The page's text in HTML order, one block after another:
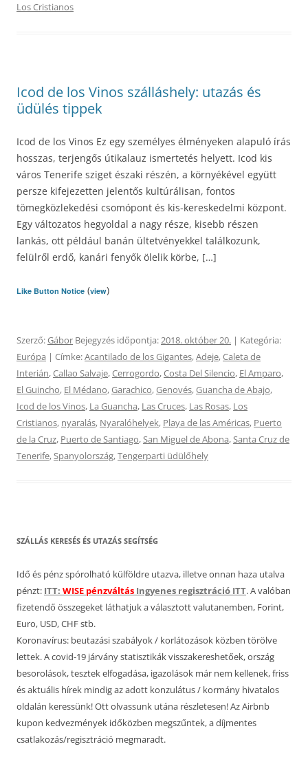
Los Cristianos
Icod de los Vinos szálláshely: utazás és
üdülés tippek
Icod de los Vinos Ez egy személyes élményeken alapuló írás
hosszas, terjengős útikalauz ismertetés helyett. Icod kis
város Tenerife sziget északi részén, a környékével együtt
persze kifejezetten jelentős kultúrálisan, fontos
tömegközlekedési csomópont és kis-kereskedelmi központ.
Egy változatos hegyoldal a nagy része, kisebb részen
lankás, ott például banán ültetvényekkel találkozunk,
felülről erdő, kanári fenyők ölelik körbe, […]
Like Button Notice (view)
Szerző:Gábor Bejegyzés időpontja:2018. október 20. | Kategória:
Európa | Címke:Acantilado de los Gigantes,Adeje,Caleta de
Interián,Callao Salvaje,Cerrogordo,Costa Del Silencio, El Amparo,
El Guincho, El Médano,Garachico,Genovés,Guancha de Abajo,
Icod de los Vinos, La Guancha, Las Cruces, Las Rosas, Los
Cristianos, nyaralás, Nyaralóhelyek, Playa de las Américas, Puerto
de la Cruz, Puerto de Santiago,San Miguel de Abona,Santa Cruz de
Tenerife,Spanyolország,Tengerparti üdülőhely
SZÁLLÁS KERESÉS ÉS UTAZÁS SEGÍTSÉG
Idő és pénz spórolható külföldre utazva, illetve onnan haza utalva
pénzt: ITT: WISE pénzváltás Ingyenes regisztráció ITT. A valóban
fizetendő összegeket láthatjuk a választott valutanemben, Forint,
Euro, USD, CHF stb.
Koronavírus: beutazási szabályok / korlátozások közben törölve
lettek. A covid-19 járvány statisztikák visszakereshetőek, ország
besorolások, tesztek elfogadása, igazolások már nem kellenek, friss
és aktuális hírek mindig az adott konzulátus / kormány hivatalos
oldalán keressünk! Ott olvassunk utána részletesen! Az Airbnb
kupon kedvezmények időközben megszűntek, a díjmentes
csatlakozás/regisztráció megmaradt.